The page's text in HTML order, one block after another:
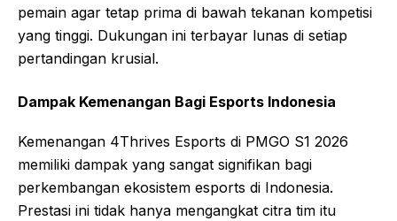
pemain agar tetap prima di bawah tekanan kompetisi
yang tinggi. Dukungan ini terbayar lunas di setiap
pertandingan krusial.
Dampak Kemenangan Bagi Esports Indonesia
Kemenangan 4Thrives Esports di PMGO S1 2026
memiliki dampak yang sangat signifikan bagi
perkembangan ekosistem esports di Indonesia.
Prestasi ini tidak hanya mengangkat citra tim itu